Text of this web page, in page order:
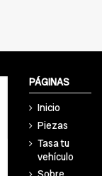
PÁGINAS
Inicio
Piezas
Tasa tu
vehículo